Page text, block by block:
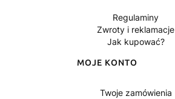
Regulaminy
Zwroty i reklamacje
Jak kupować?
MOJE KONTO
Twoje zamówienia